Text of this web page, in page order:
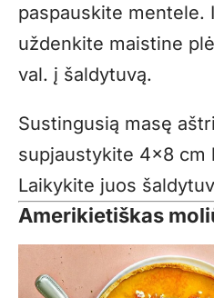
paspauskite mentele.
uždenkite maistine
val. į šaldytuvą.
Sustingusią masę
supjaustykite 4×8 cm
Laikykite juos
Amerikietiškas